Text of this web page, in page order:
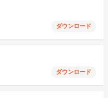
ダウンロード
ダウンロード